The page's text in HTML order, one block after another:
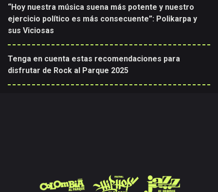
“Hoy nuestra música suena más potente y nuestro
ejercicio político es más consecuente”: Polikarpa y
sus Viciosas
Tenga en cuenta estas recomendaciones para
disfrutar de Rock al Parque 2025